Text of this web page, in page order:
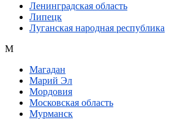
Ленинградская область
Липецк
Луганская народная республика
М
Магадан
Марий Эл
Мордовия
Московская область
Мурманск